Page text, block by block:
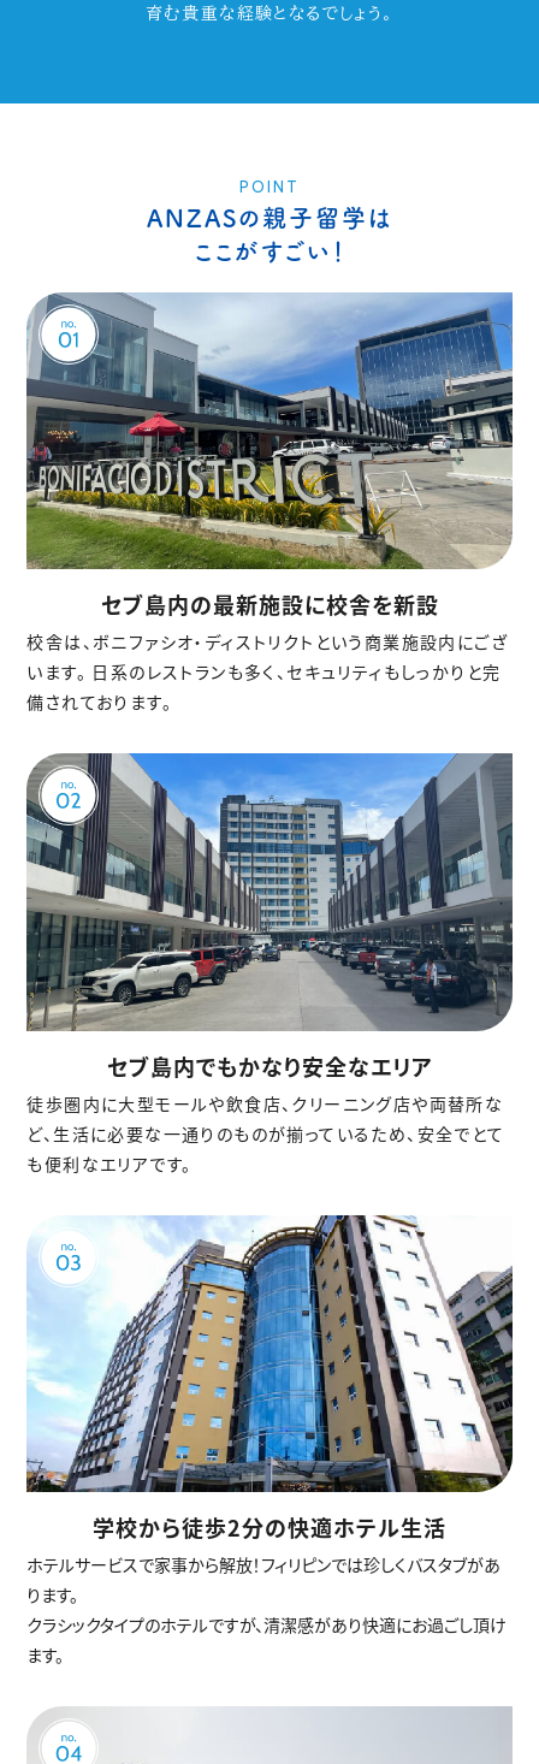
育む貴重な経験となるでしょう。
POINT
ANZASの親子留学は
ここがすごい！
セブ島内の最新施設に校舎を新設
校舎は、ボニファシオ・ディストリクトという商業施設内にござ
います。 日系のレストランも多く、セキュリティもしっかりと完
備されております。
セブ島内でもかなり安全なエリア
徒歩圏内に大型モールや飲食店、クリーニング店や両替所な
ど、生活に必要な一通りのものが揃っているため、安全でとて
も便利なエリアです。
学校から徒歩2分の快適ホテル生活
ホテルサービスで家事から解放！フィリピンでは珍しくバスタブがあ
ります。
クラシックタイプのホテルですが、清潔感があり快適にお過ごし頂け
ます。